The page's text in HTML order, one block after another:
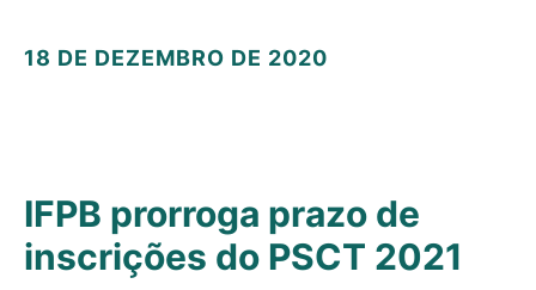
18 DE DEZEMBRO DE 2020
IFPB prorroga prazo de
inscrições do PSCT 2021